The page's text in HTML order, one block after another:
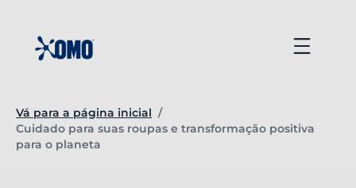
conteúdo
Vá para a página inicial /
Página atual:
Cuidado para suas roupas e transformação positiva
para o planeta